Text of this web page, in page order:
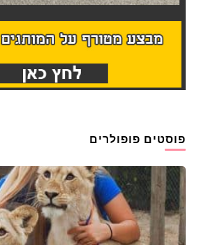
פוסטים פופולרים